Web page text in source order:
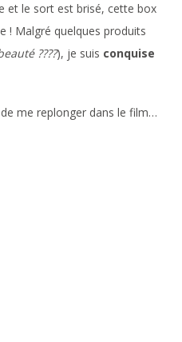
et le sort est brisé, cette box
! Malgré quelques produits
????), je suis conquise
de me replonger dans le film…